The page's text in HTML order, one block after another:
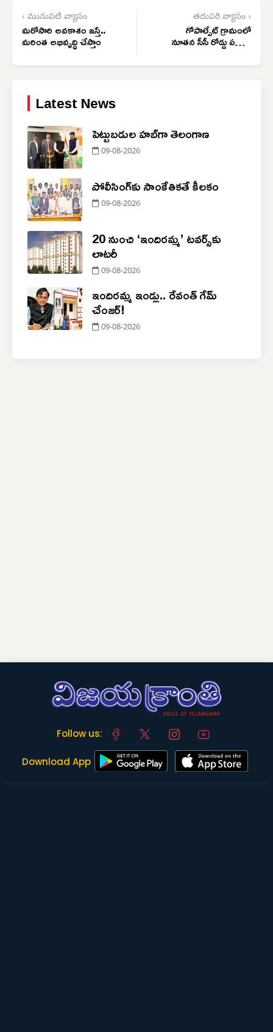
‹ మునుపటి వ్యాసం
మరోసారి అవకాశం ఇస్తే..
మరింత అభివృద్ధి చేస్తాం
తదుపరి వ్యాసం ›
గోపాల్పేట్ గ్రామంలో
నూతన సీసీ రోడ్డు పనులు
ప్రారంభం
Latest News
పెట్టుబడుల హబ్‌గా తెలంగాణ
09-08-2026
పోలీసింగ్‌కు సాంకేతికతే కీలకం
09-08-2026
20 నుంచి ‘ఇందిరమ్మ’ టవర్స్‌కు
లాటరీ
09-08-2026
ఇందిరమ్మ ఇండ్లు.. రేవంత్ గేమ్
చేంజర్!
09-08-2026
Follow us:
Download App